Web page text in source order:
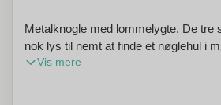
Metalknogle med lommelygte. De tre
nok lys til nemt at finde et nøglehul i
inkluderet. Denne nøglering kan også
Vis mere